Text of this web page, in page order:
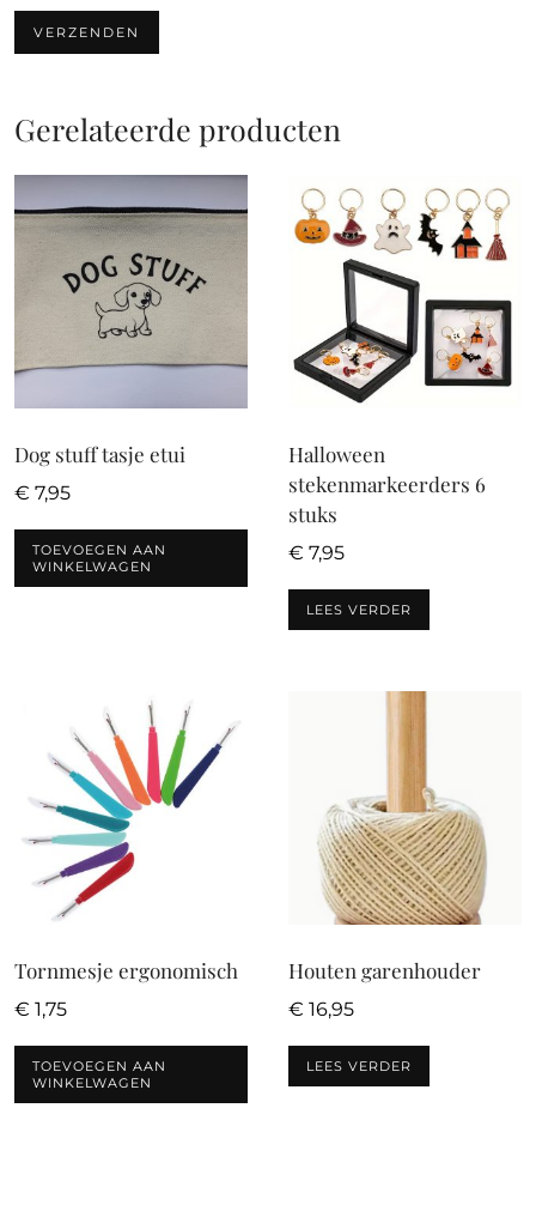
Gerelateerde producten
Dog stuff tasje etui
€ 7,95
TOEVOEGEN AAN
WINKELWAGEN
Halloween
stekenmarkeerders 6
stuks
€ 7,95
LEES VERDER
Tornmesje ergonomisch
€ 1,75
TOEVOEGEN AAN
WINKELWAGEN
Houten garenhouder
€ 16,95
LEES VERDER